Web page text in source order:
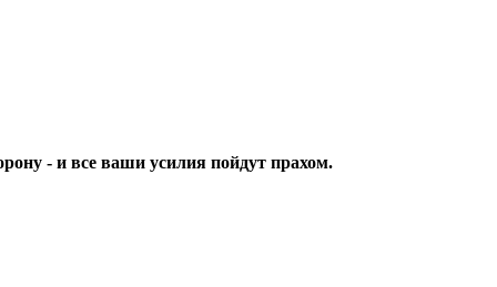
- и все ваши усилия пойдут прахом.